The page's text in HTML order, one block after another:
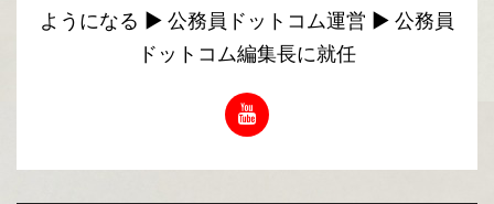
ようになる ▶︎ 公務員ドットコム運営 ▶︎ 公務員
ドットコム編集長に就任